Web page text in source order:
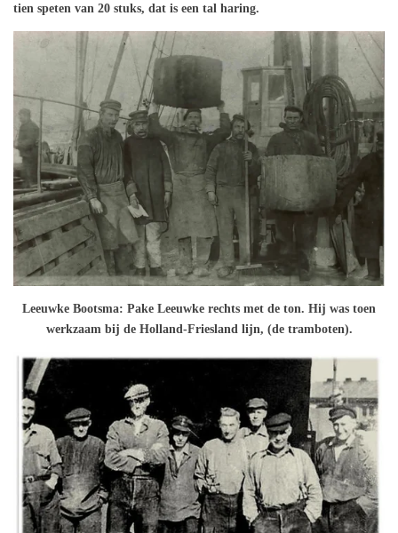
tien speten van 20 stuks, dat is een tal haring.
Leeuwke Bootsma: Pake Leeuwke rechts met de ton. Hij was toen
werkzaam bij de Holland-Friesland lijn, (de tramboten).